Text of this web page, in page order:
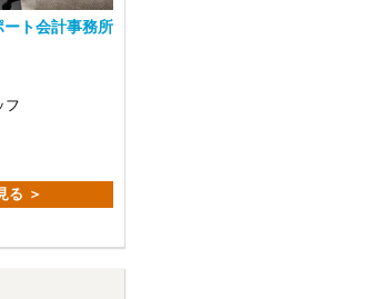
ト会計事務所
フ
る ＞